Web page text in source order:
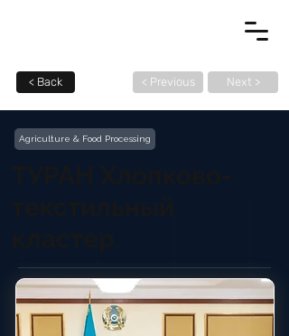
< Back < Previous Next >
Agriculture & Food Processing